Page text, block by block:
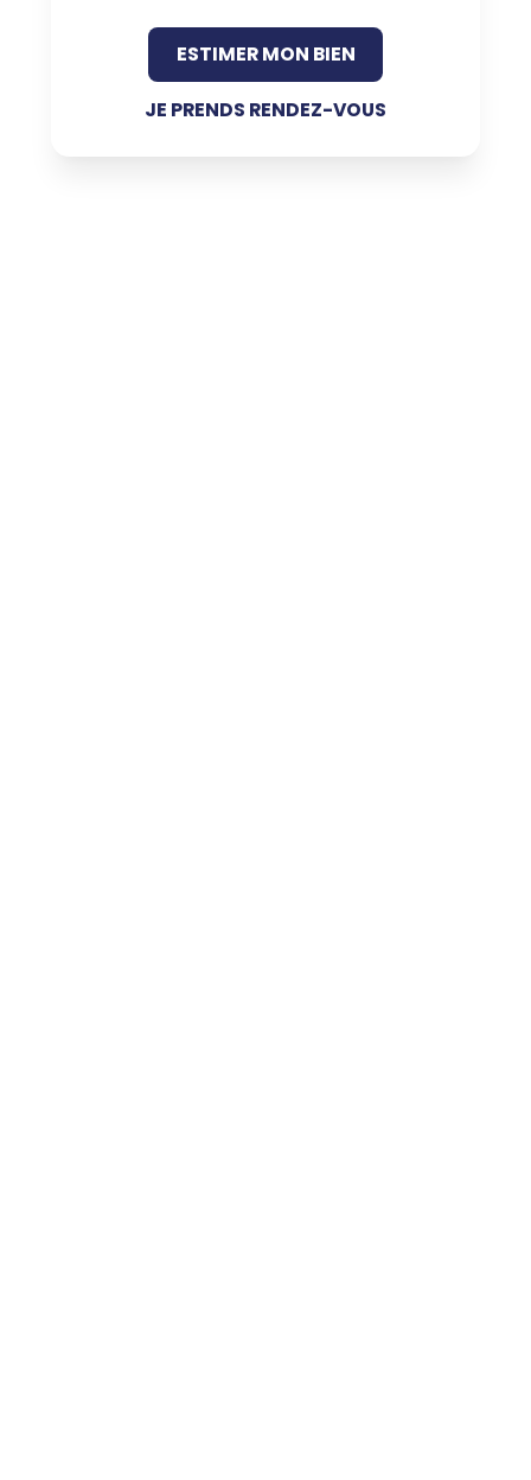
ESTIMER MON BIEN
JE PRENDS RENDEZ-VOUS